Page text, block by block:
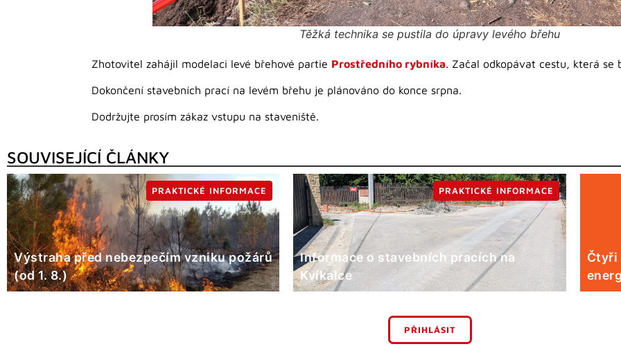
Těžká technika se pustila do úpravy levého břehu
Zhotovitel zahájil modelaci levé břehové partie Prostředního rybníka . Začal odkopávat cestu, která se
Dokončení stavebních prací na levém břehu je plánováno do konce srpna.
Dodržujte prosím zákaz vstupu na staveniště.
SOUVISEJÍCÍ ČLÁNKY
Výstraha před nebezpečím vzniku požárů
(od 1. 8.)
PRAKTICKÉ INFORMACE
Informace o stavebních pracích na
Kvíkalce
PRAKTICKÉ INFORMACE
Čtyři
PŘIHLÁSIT